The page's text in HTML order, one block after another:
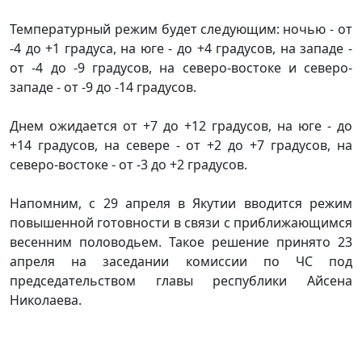
Температурный режим будет следующим: ночью - от
-4 до +1 градуса, на юге - до +4 градусов, на западе -
от -4 до -9 градусов, на северо-востоке и северо-
западе - от -9 до -14 градусов.
Днем ожидается от +7 до +12 градусов, на юге - до
+14 градусов, на севере - от +2 до +7 градусов, на
северо-востоке - от -3 до +2 градусов.
Напомним, с 29 апреля в Якутии вводится режим
повышенной готовности в связи с приближающимся
весенним половодьем. Такое решение принято 23
апреля на заседании комиссии по ЧС под
председательством главы республики Айсена
Николаева.